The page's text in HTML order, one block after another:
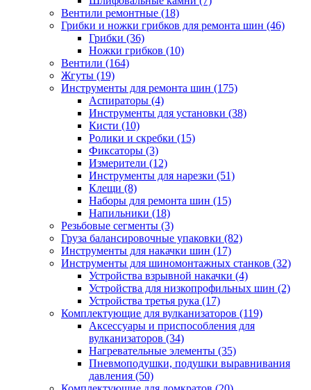
Вентили ремонтные (18)
Грибки и ножки грибков для ремонта шин (46)
Грибки (36)
Ножки грибков (10)
Вентили (164)
Жгуты (19)
Инструменты для ремонта шин (175)
Аспираторы (4)
Инструменты для установки (38)
Кисти (10)
Ролики и скребки (15)
Фиксаторы (3)
Измерители (12)
Инструменты для нарезки (51)
Клещи (8)
Наборы для ремонта шин (15)
Напильники (18)
Резьбовые сегменты (3)
Груза балансировочные упаковки (82)
Инструменты для накачки шин (17)
Инструменты для шиномонтажных станков (32)
Устройства взрывной накачки (4)
Устройства для низкопрофильных шин (2)
Устройства третья рука (17)
Комплектующие для вулканизаторов (119)
Аксессуары и приспособления для
вулканизаторов (34)
Нагревательные элементы (35)
Пневмоподушки, подушки выравнивания
давления (50)